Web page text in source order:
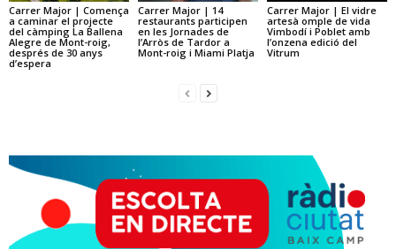
Carrer Major | Comença
a caminar el projecte
del càmping La Ballena
Alegre de Mont-roig,
després de 30 anys
d’espera
Carrer Major | 14
restaurants participen
en les Jornades de
l’Arròs de Tardor a
Mont-roig i Miami Platja
Carrer Major | El vidre
artesà omple de vida
Vimbodí i Poblet amb
l’onzena edició del
Vitrum